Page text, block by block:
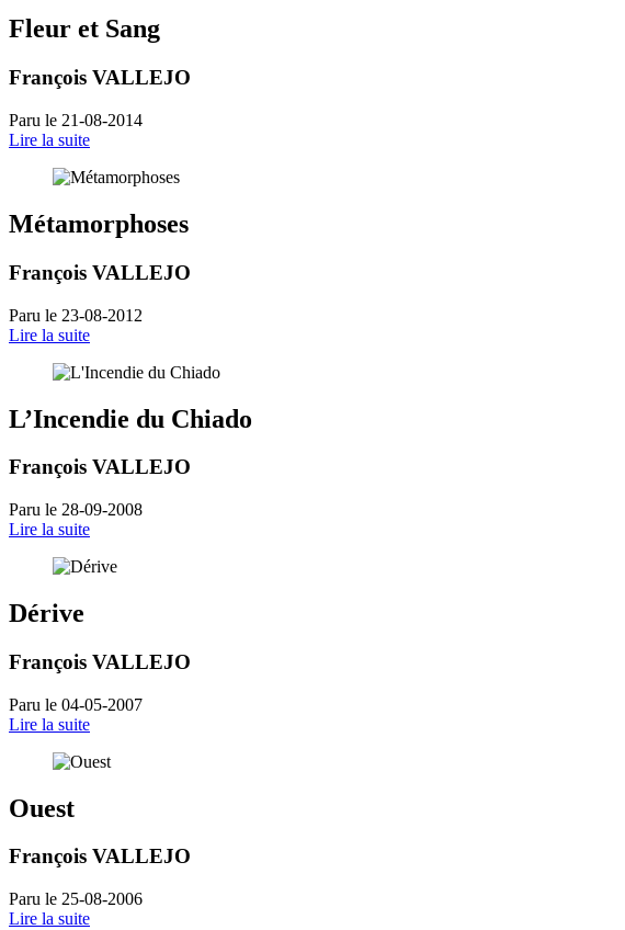
Fleur et Sang
François VALLEJO
Paru le 21-08-2014
Lire la suite
Métamorphoses
François VALLEJO
Paru le 23-08-2012
Lire la suite
L’Incendie du Chiado
François VALLEJO
Paru le 28-09-2008
Lire la suite
Dérive
François VALLEJO
Paru le 04-05-2007
Lire la suite
Ouest
François VALLEJO
Paru le 25-08-2006
Lire la suite